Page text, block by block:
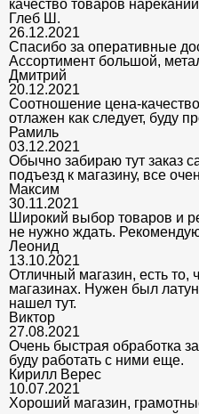
качество товаров
Глеб Ш.
26.12.2021
Спасибо за оперативные
Ассортимент большой,
Дмитрий
20.12.2021
Соотношение цена-
отлажен как следует, буду
Рамиль
03.12.2021
Обычно забираю тут заказ
подъезд к магазину, все
Максим
30.11.2021
Широкий выбор товаров и
не нужно ждать.
Леонид
13.10.2021
Отличный магазин, есть то,
магазинах. Нужен был
нашел тут.
Виктор
27.08.2021
Очень быстрая обработка
буду работать с ними еще.
Кирилл Верес
10.07.2021
Хороший магазин,